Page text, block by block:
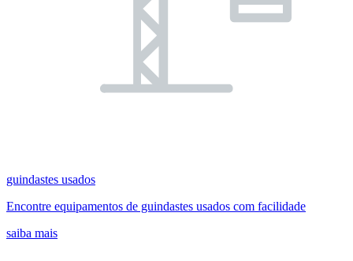
guindastes usados
Encontre equipamentos de guindastes usados com facilidade
saiba mais